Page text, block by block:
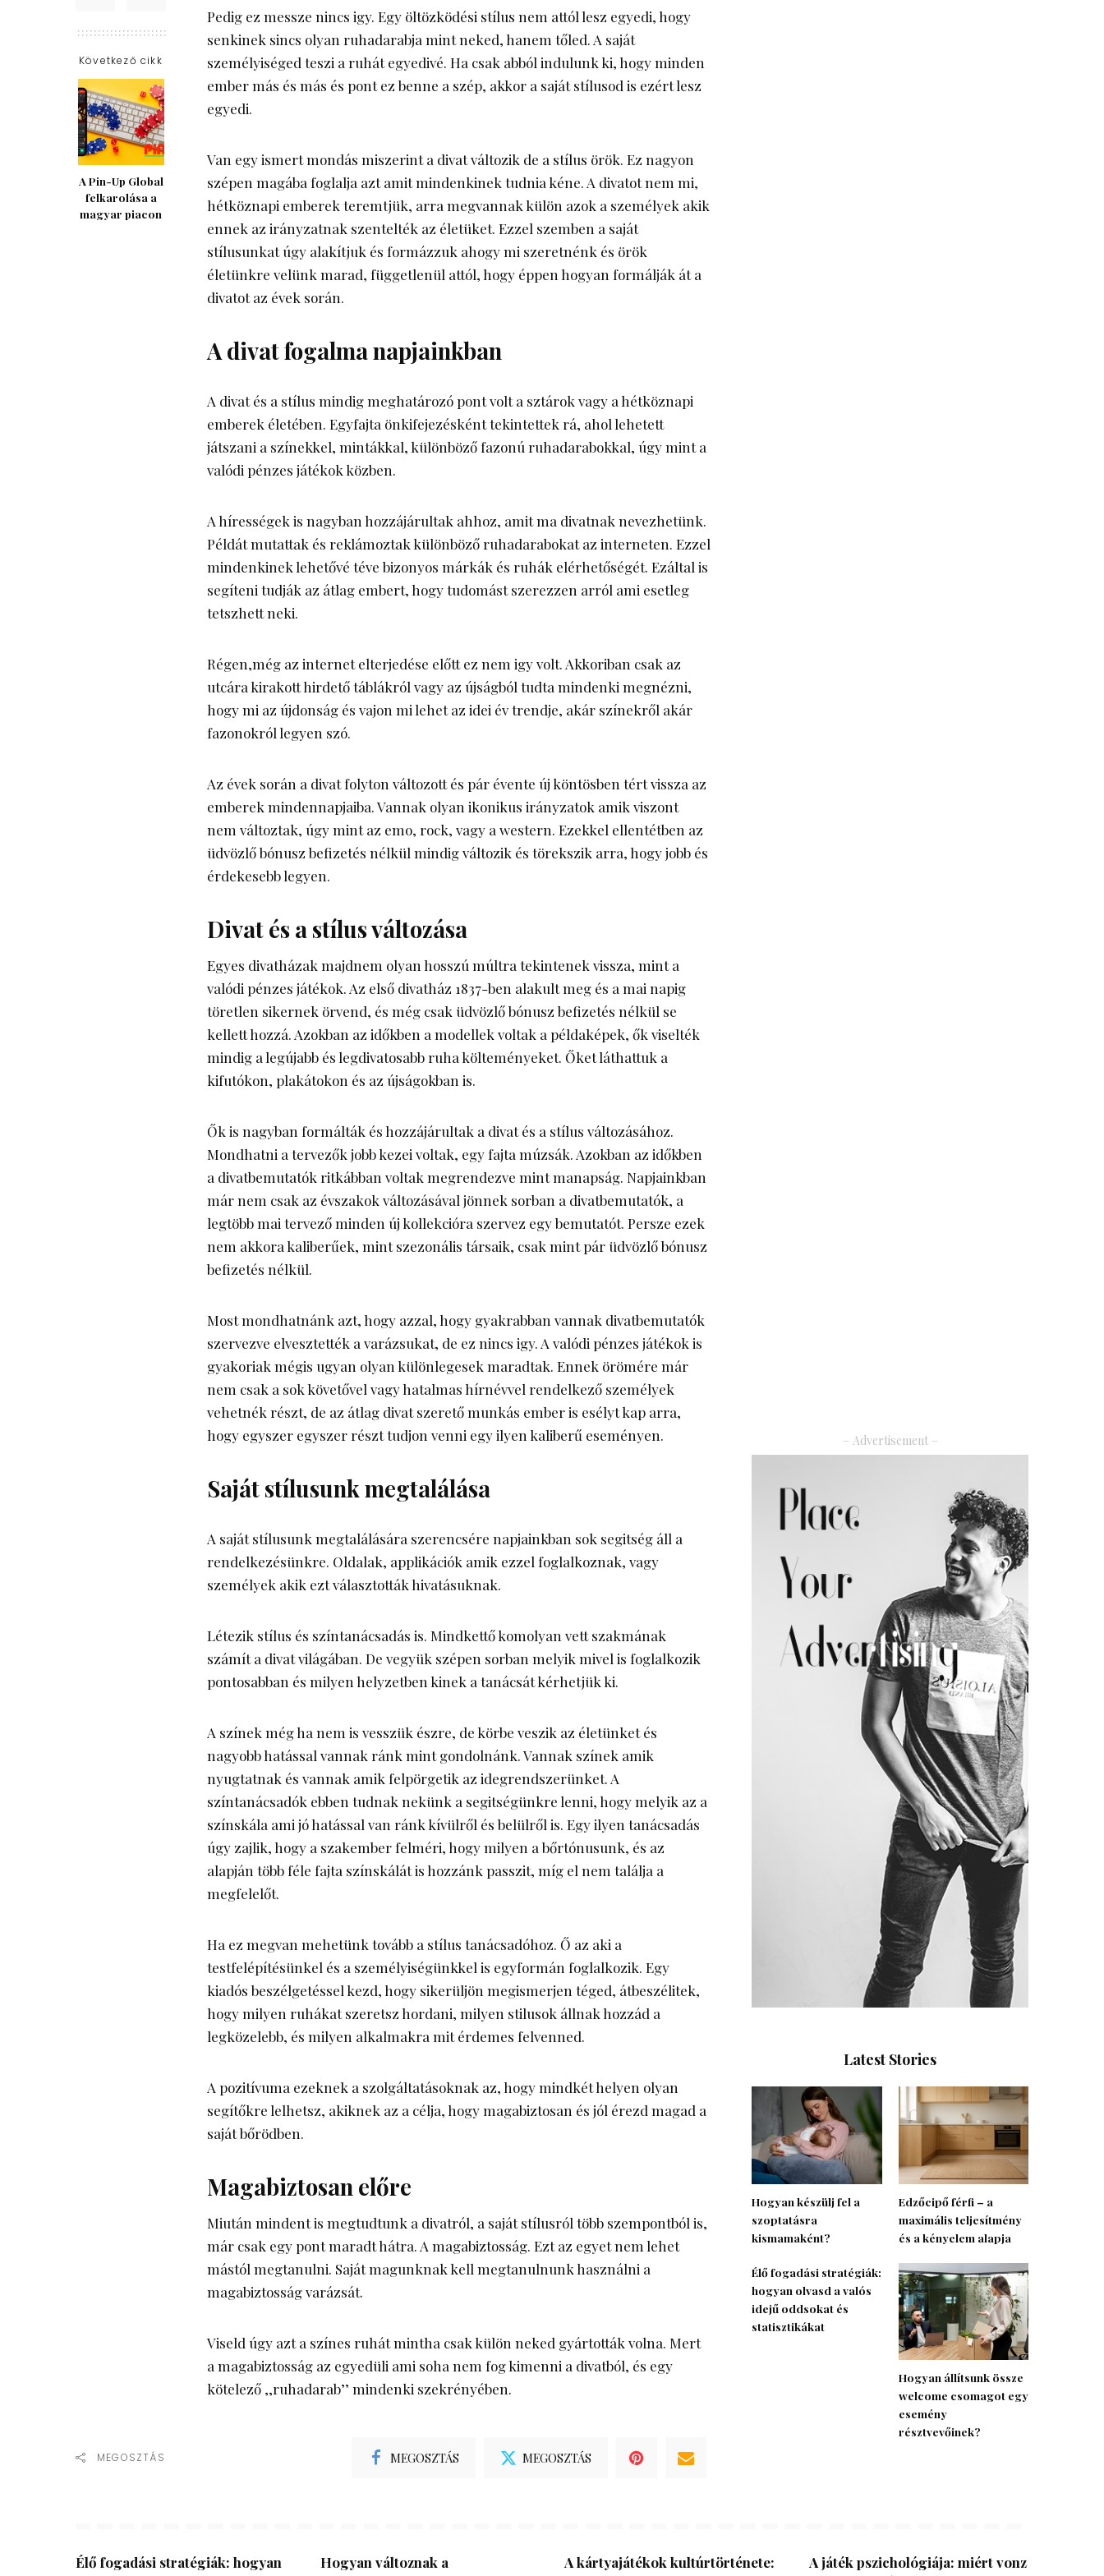
Következő cikk
A Pin-Up Global
felkarolása a
magyar piacon
Pedig ez messze nincs igy. Egy öltözködési stílus nem attól lesz egyedi, hogy
senkinek sincs olyan ruhadarabja mint neked, hanem tőled. A saját
személyiséged teszi a ruhát egyedivé. Ha csak abból indulunk ki, hogy minden
ember más és más és pont ez benne a szép, akkor a saját stílusod is ezért lesz
egyedi.
Van egy ismert mondás miszerint a divat változik de a stílus örök. Ez nagyon
szépen magába foglalja azt amit mindenkinek tudnia kéne. A divatot nem mi,
hétköznapi emberek teremtjük, arra megvannak külön azok a személyek akik
ennek az irányzatnak szentelték az életüket. Ezzel szemben a saját
stílusunkat úgy alakítjuk és formázzuk ahogy mi szeretnénk és örök
életünkre velünk marad, függetlenül attól, hogy éppen hogyan formálják át a
divatot az évek során.
A divat fogalma napjainkban
A divat és a stílus mindig meghatározó pont volt a sztárok vagy a hétköznapi
emberek életében. Egyfajta önkifejezésként tekintettek rá, ahol lehetett
játszani a színekkel, mintákkal, különböző fazonú ruhadarabokkal, úgy mint a
valódi pénzes játékok közben.
A hírességek is nagyban hozzájárultak ahhoz, amit ma divatnak nevezhetünk.
Példát mutattak és reklámoztak különböző ruhadarabokat az interneten. Ezzel
mindenkinek lehetővé téve bizonyos márkák és ruhák elérhetőségét. Ezáltal is
segíteni tudják az átlag embert, hogy tudomást szerezzen arról ami esetleg
tetszhett neki.
Régen,még az internet elterjedése előtt ez nem igy volt. Akkoriban csak az
utcára kirakott hirdető táblákról vagy az újságból tudta mindenki megnézni,
hogy mi az újdonság és vajon mi lehet az idei év trendje, akár színekről akár
fazonokról legyen szó.
Az évek során a divat folyton változott és pár évente új köntösben tért vissza az
emberek mindennapjaiba. Vannak olyan ikonikus irányzatok amik viszont
nem változtak, úgy mint az emo, rock, vagy a western. Ezekkel ellentétben az
üdvözlő bónusz befizetés nélkül mindig változik és törekszik arra, hogy jobb és
érdekesebb legyen.
Divat és a stílus változása
Egyes divatházak majdnem olyan hosszú múltra tekintenek vissza, mint a
valódi pénzes játékok. Az első divatház 1837-ben alakult meg és a mai napig
töretlen sikernek örvend, és még csak üdvözlő bónusz befizetés nélkül se
kellett hozzá. Azokban az időkben a modellek voltak a példaképek, ők viselték
mindig a legújabb és legdivatosabb ruha költeményeket. Őket láthattuk a
kifutókon, plakátokon és az újságokban is.
Ők is nagyban formálták és hozzájárultak a divat és a stílus változásához.
Mondhatni a tervezők jobb kezei voltak, egy fajta múzsák. Azokban az időkben
a divatbemutatók ritkábban voltak megrendezve mint manapság. Napjainkban
már nem csak az évszakok változásával jönnek sorban a divatbemutatók, a
legtöbb mai tervező minden új kollekcióra szervez egy bemutatót. Persze ezek
nem akkora kaliberűek, mint szezonális társaik, csak mint pár üdvözlő bónusz
befizetés nélkül.
Most mondhatnánk azt, hogy azzal, hogy gyakrabban vannak divatbemutatók
szervezve elvesztették a varázsukat, de ez nincs igy. A valódi pénzes játékok is
gyakoriak mégis ugyan olyan különlegesek maradtak. Ennek örömére már
nem csak a sok követővel vagy hatalmas hírnévvel rendelkező személyek
vehetnék részt, de az átlag divat szerető munkás ember is esélyt kap arra,
hogy egyszer egyszer részt tudjon venni egy ilyen kaliberű eseményen.
Saját stílusunk megtalálása
A saját stílusunk megtalálására szerencsére napjainkban sok segitség áll a
rendelkezésünkre. Oldalak, applikációk amik ezzel foglalkoznak, vagy
személyek akik ezt választották hivatásuknak.
Létezik stílus és színtanácsadás is. Mindkettő komolyan vett szakmának
számít a divat világában. De vegyük szépen sorban melyik mivel is foglalkozik
pontosabban és milyen helyzetben kinek a tanácsát kérhetjük ki.
A színek még ha nem is vesszük észre, de körbe veszik az életünket és
nagyobb hatással vannak ránk mint gondolnánk. Vannak színek amik
nyugtatnak és vannak amik felpörgetik az idegrendszerünket. A
színtanácsadók ebben tudnak nekünk a segitségünkre lenni, hogy melyik az a
színskála ami jó hatással van ránk kívülről és belülről is. Egy ilyen tanácsadás
úgy zajlik, hogy a szakember felméri, hogy milyen a bőrtónusunk, és az
alapján több féle fajta színskálát is hozzánk passzit, míg el nem találja a
megfelelőt.
Ha ez megvan mehetünk tovább a stílus tanácsadóhoz. Ő az aki a
testfelépítésünkel és a személyiségünkkel is egyformán foglalkozik. Egy
kiadós beszélgetéssel kezd, hogy sikerüljön megismerjen téged, átbeszélitek,
hogy milyen ruhákat szeretsz hordani, milyen stilusok állnak hozzád a
legközelebb, és milyen alkalmakra mit érdemes felvenned.
A pozitívuma ezeknek a szolgáltatásoknak az, hogy mindkét helyen olyan
segítőkre lelhetsz, akiknek az a célja, hogy magabiztosan és jól érezd magad a
saját bőrödben.
Magabiztosan előre
Miután mindent is megtudtunk a divatról, a saját stílusról több szempontból is,
már csak egy pont maradt hátra. A magabiztosság. Ezt az egyet nem lehet
mástól megtanulni. Saját magunknak kell megtanulnunk használni a
magabiztosság varázsát.
Viseld úgy azt a színes ruhát mintha csak külön neked gyártották volna. Mert
a magabiztosság az egyedüli ami soha nem fog kimenni a divatból, és egy
kötelező ,,ruhadarab’’ mindenki szekrényében.
MEGOSZTÁS MEGOSZTÁS MEGOSZTÁS
– Advertisement –
Latest Stories
Hogyan készülj fel a
szoptatásra
kismamaként?
Edzőcipő férfi – a
maximális teljesítmény
és a kényelem alapja
Élő fogadási stratégiák:
hogyan olvasd a valós
idejű oddsokat és
statisztikákat
Hogyan állítsunk össze
welcome csomagot egy
esemény
résztvevőinek?
Élő fogadási stratégiák: hogyan
Hogyan változnak a
A kártyajátékok kultúrtörténete:
A játék pszichológiája: miért vonz